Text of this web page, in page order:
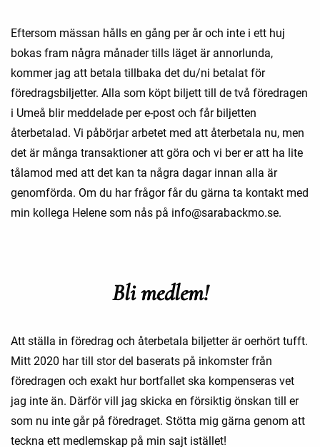
Eftersom mässan hålls en gång per år och inte i ett huj
bokas fram några månader tills läget är annorlunda,
kommer jag att betala tillbaka det du/ni betalat för
föredragsbiljetter. Alla som köpt biljett till de två föredragen
i Umeå blir meddelade per e-post och får biljetten
återbetalad. Vi påbörjar arbetet med att återbetala nu, men
det är många transaktioner att göra och vi ber er att ha lite
tålamod med att det kan ta några dagar innan alla är
genomförda. Om du har frågor får du gärna ta kontakt med
min kollega Helene som nås på info@sarabackmo.se.
Bli medlem!
Att ställa in föredrag och återbetala biljetter är oerhört tufft.
Mitt 2020 har till stor del baserats på inkomster från
föredragen och exakt hur bortfallet ska kompenseras vet
jag inte än. Därför vill jag skicka en försiktig önskan till er
som nu inte går på föredraget. Stötta mig gärna genom att
teckna ett medlemskap på min sajt istället!